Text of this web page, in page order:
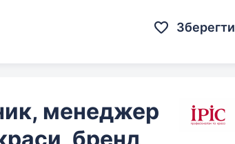
Зберегти
менеджер